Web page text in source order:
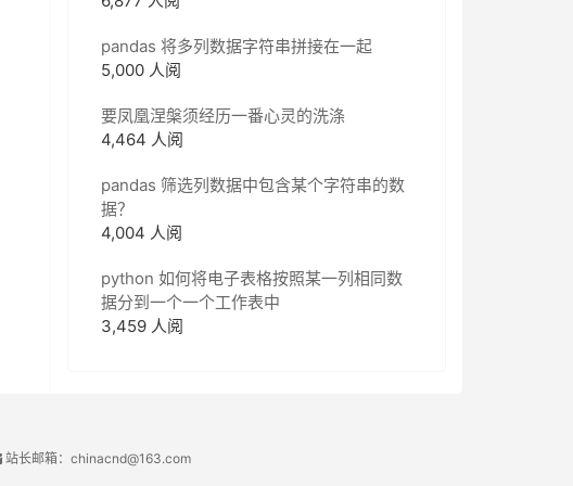
pandas 将多列数据字符串拼接在一起
5,000 人阅
要凤凰涅槃须经历一番心灵的洗涤
4,464 人阅
pandas 筛选列数据中包含某个字符串的数
据？
4,004 人阅
python 如何将电子表格按照某一列相同数
据分到一个一个工作表中
3,459 人阅
站长邮箱：chinacnd@163.com